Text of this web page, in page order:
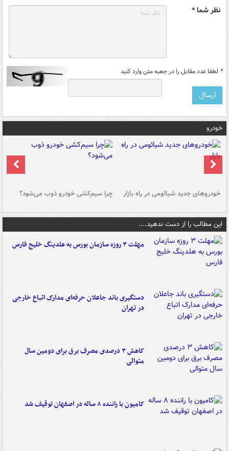
نظر شما *
* لطفا عدد مقابل را در جعبه متن وارد کنید
خودرو
خودروهای جدید شیائومی در راه بازار چرا سیم‌کشی خودرو ذوب می‌شود؟
این مطالب را از دست ندهید....
مهلت ۳ روزه سازمان بورس به هلدینگ خلیج فارس
دستگیری باند جاعلان حرفه‌ای مدارک اتباع خارجی
در تهران
کاهش ۳ درصدی مصرف برق برای دومین سال
متوالی
کامیون با راننده ۸ ساله در اصفهان توقیف شد